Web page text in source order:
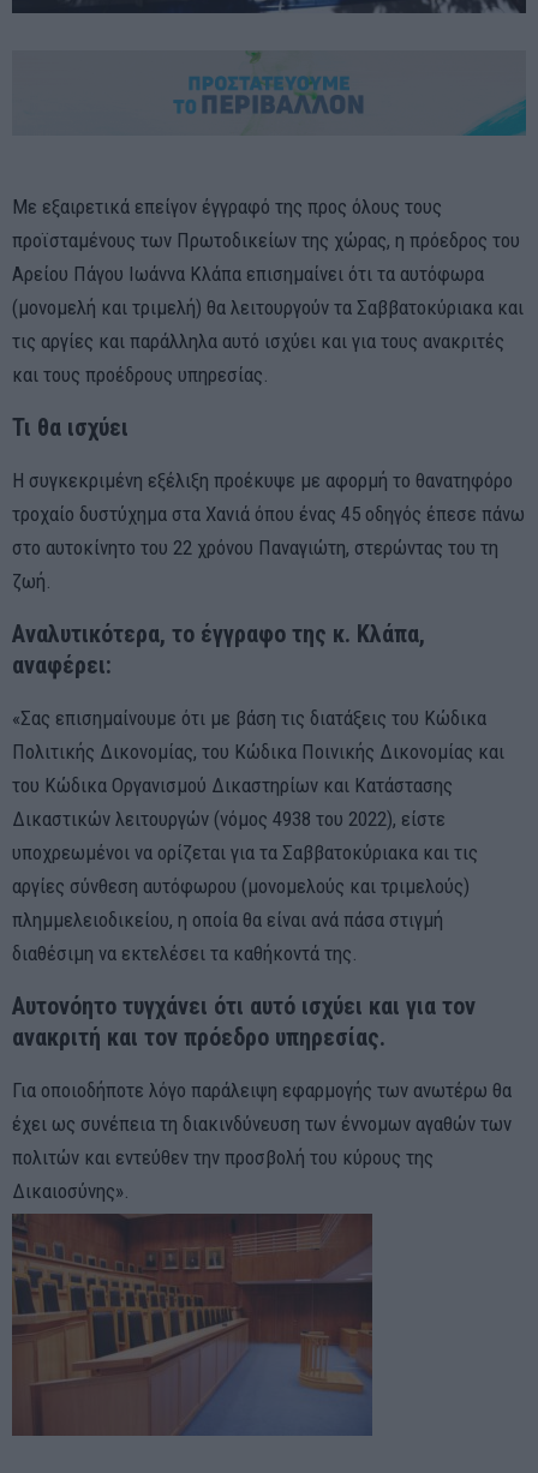
Με εξαιρετικά επείγον έγγραφό της προς όλους τους
προϊσταμένους των Πρωτοδικείων της χώρας, η πρόεδρος του
Αρείου Πάγου Ιωάννα Κλάπα επισημαίνει ότι τα αυτόφωρα
(μονομελή και τριμελή) θα λειτουργούν τα Σαββατοκύριακα και
τις αργίες και παράλληλα αυτό ισχύει και για τους ανακριτές
και τους προέδρους υπηρεσίας.
Τι θα ισχύει
Η συγκεκριμένη εξέλιξη προέκυψε με αφορμή το θανατηφόρο
τροχαίο δυστύχημα στα Χανιά όπου ένας 45 οδηγός έπεσε πάνω
στο αυτοκίνητο του 22 χρόνου Παναγιώτη, στερώντας του τη
ζωή.
Αναλυτικότερα, το έγγραφο της κ. Κλάπα,
αναφέρει:
«Σας επισημαίνουμε ότι με βάση τις διατάξεις του Κώδικα
Πολιτικής Δικονομίας, του Κώδικα Ποινικής Δικονομίας και
του Κώδικα Οργανισμού Δικαστηρίων και Κατάστασης
Δικαστικών λειτουργών (νόμος 4938 του 2022), είστε
υποχρεωμένοι να ορίζεται για τα Σαββατοκύριακα και τις
αργίες σύνθεση αυτόφωρου (μονομελούς και τριμελούς)
πλημμελειοδικείου, η οποία θα είναι ανά πάσα στιγμή
διαθέσιμη να εκτελέσει τα καθήκοντά της.
Αυτονόητο τυγχάνει ότι αυτό ισχύει και για τον
ανακριτή και τον πρόεδρο υπηρεσίας.
Για οποιοδήποτε λόγο παράλειψη εφαρμογής των ανωτέρω θα
έχει ως συνέπεια τη διακινδύνευση των έννομων αγαθών των
πολιτών και εντεύθεν την προσβολή του κύρους της
Δικαιοσύνης».